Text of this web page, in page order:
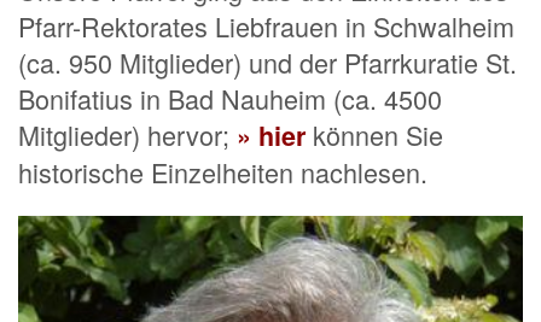
Pfarr-Rektorates Liebfrauen in Schwalheim
(ca. 950 Mitglieder) und der Pfarrkuratie St.
Bonifatius in Bad Nauheim (ca. 4500
Mitglieder) hervor; » hier können Sie
historische Einzelheiten nachlesen.